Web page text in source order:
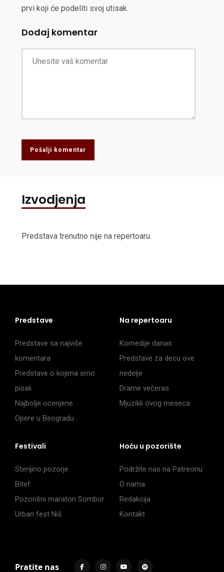
prvi koji će podeliti svoj utisak.
Dodaj komentar
Pošalji komentar
Izvodjenja
Predstava trenutno nije na repertoaru.
Predstave
Predstave sa najviše
komentara
Predstave o kojima smo
pisali
Najbolje ocenjene
Opere u Beogradu
Na repertoaru
Komedije danas
Predstave za decu ove
nedelje
Drame večeras
Mjuzikli ovog meseca
Festivali
Sterijino pozorje
Bitef
Pozorišni maraton Sombor
Urban fest Niš
Hoću u pozorište
Podržite nas na Patreonu
O nama
Redakcija
Kontakt
Pratite nas